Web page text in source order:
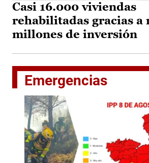
Casi 16.000 viviendas
rehabilitadas gracias a
millones de inversión
Emergencias